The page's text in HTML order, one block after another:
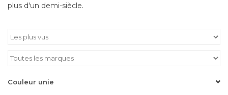
plus d'un demi-siècle.
Couleur unie